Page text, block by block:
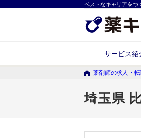
ベストなキャリアをつ
サービス紹
薬剤師の求人・
埼玉県